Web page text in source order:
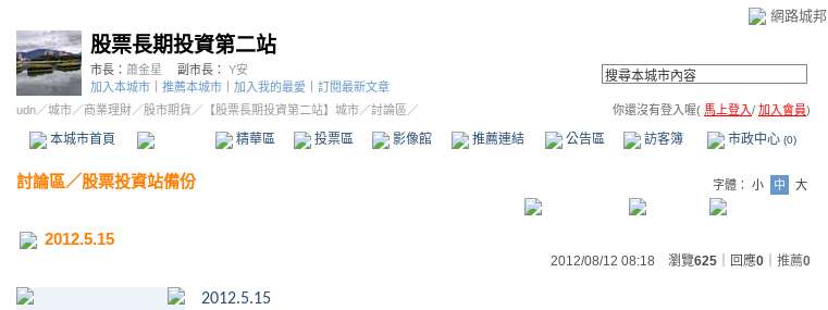
網路城邦
股票長期投資第二站
市長： 蕭金星 副市長： Y安
加入本城市
推薦本城市 加入我的最愛
訂閱最新文章
udn／城市／商業理財／股市期貨 ／ 【股票長期投資第二站】城市／討論區／ 你還沒有登入喔( 馬上登入/ 加入會員)
本城市首頁 精華區 投票區 影像館 推薦連結 公告區 訪客簿 市政中心 (0)
討論區／股票投資站備份 字體： 小 中 大
2012.5.15
2012/08/12 08:18 瀏覽625 ｜回應0 推薦0
2012.5.15